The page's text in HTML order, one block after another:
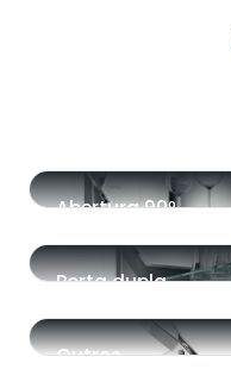
Abertura 90º
Porta dupla
Outros